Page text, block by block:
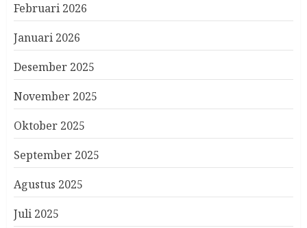
Februari 2026
Januari 2026
Desember 2025
November 2025
Oktober 2025
September 2025
Agustus 2025
Juli 2025